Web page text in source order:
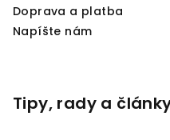
Doprava a platba
Napíšte nám
Tipy, rady a